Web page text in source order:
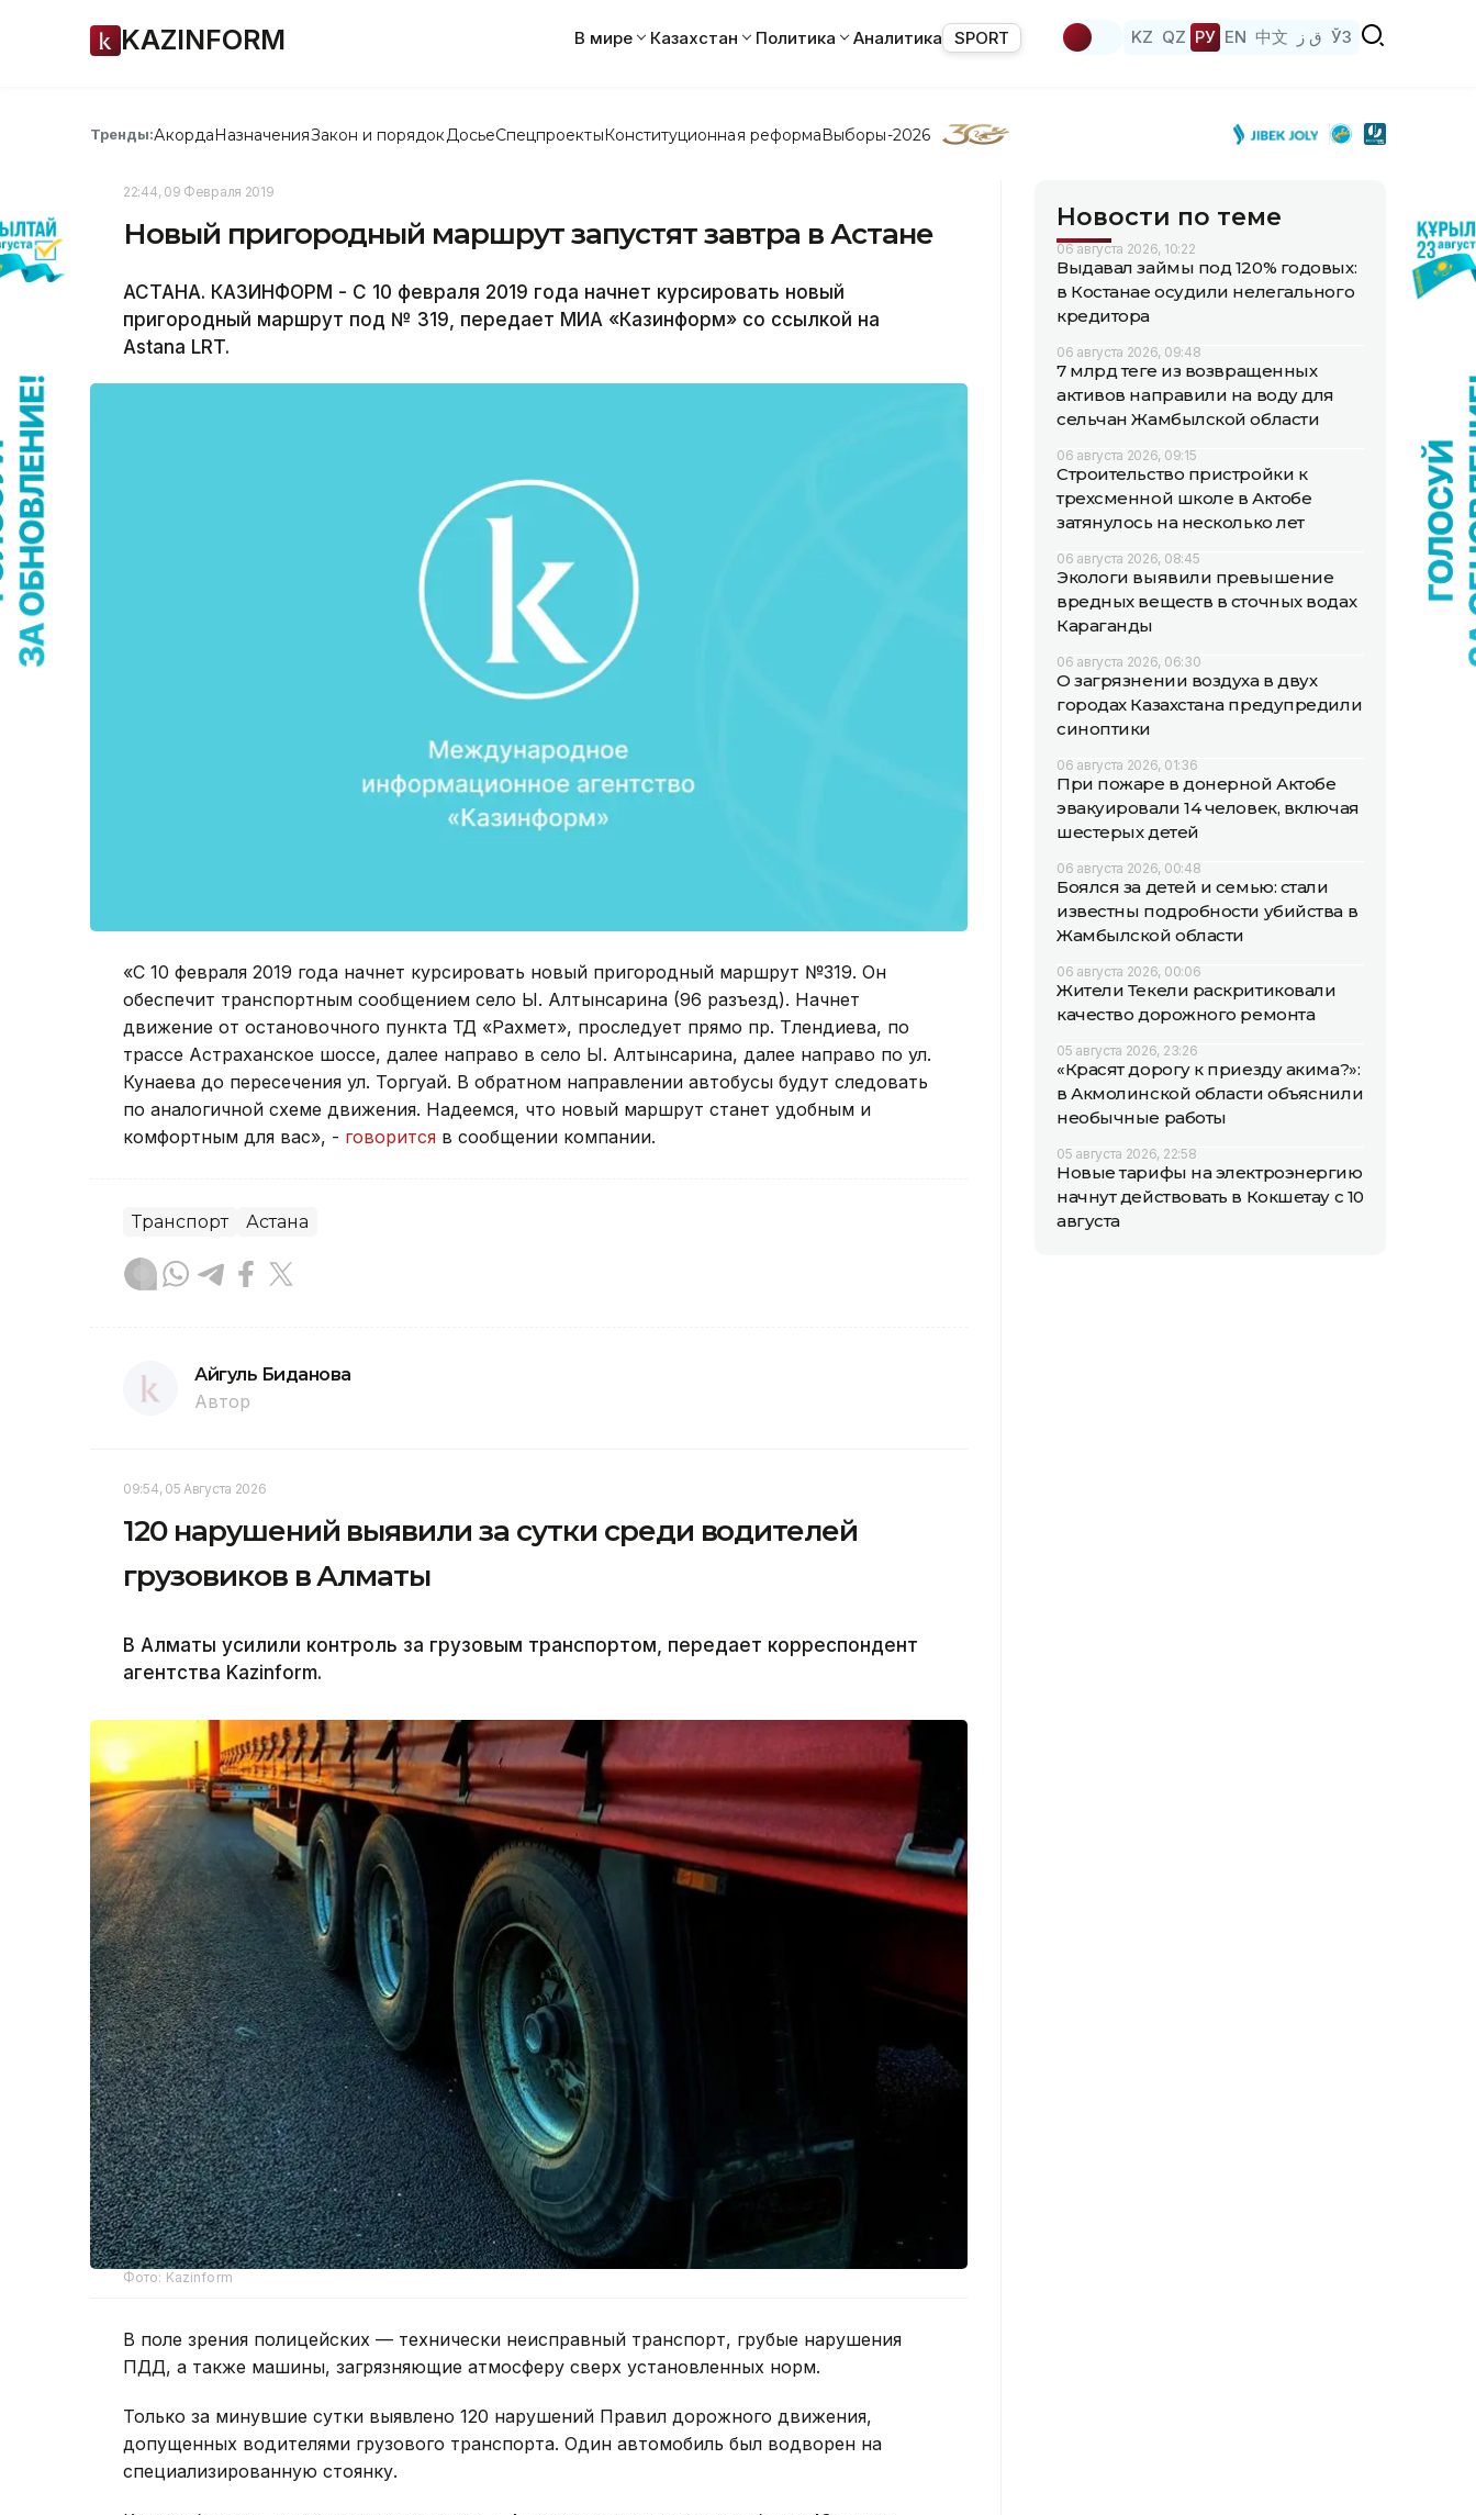
KAZINFORM В мире Казахстан Политика Аналитика SPORT KZ QZ РУ EN 中文 ق ز ЎЗ
Тренды:АкордаНазначенияЗакон и порядок ДосьеСпецпроектыКонституционная реформаВыборы-2026
22:44, 09 Февраля 2019
Новый пригородный маршрут запустят завтра в Астане
АСТАНА. КАЗИНФОРМ - С 10 февраля 2019 года начнет курсировать новый
пригородный маршрут под № 319, передает МИА «Казинформ» со ссылкой на
Astana LRT.
«С 10 февраля 2019 года начнет курсировать новый пригородный маршрут №319. Он
обеспечит транспортным сообщением село Ы. Алтынсарина (96 разъезд). Начнет
движение от остановочного пункта ТД «Рахмет», проследует прямо пр. Тлендиева, по
трассе Астраханское шоссе, далее направо в село Ы. Алтынсарина, далее направо по ул.
Кунаева до пересечения ул. Торгуай. В обратном направлении автобусы будут следовать
по аналогичной схеме движения. Надеемся, что новый маршрут станет удобным и
комфортным для вас», - говорится в сообщении компании.
Транспорт Астана
Айгуль Биданова
Автор
09:54, 05 Августа 2026
120 нарушений выявили за сутки среди водителей
грузовиков в Алматы
В Алматы усилили контроль за грузовым транспортом, передает корреспондент
агентства Kazinform.
Фото: Kazinform
В поле зрения полицейских — технически неисправный транспорт, грубые нарушения
ПДД, а также машины, загрязняющие атмосферу сверх установленных норм.
Только за минувшие сутки выявлено 120 нарушений Правил дорожного движения,
допущенных водителями грузового транспорта. Один автомобиль был водворен на
специализированную стоянку.
Новости по теме
06 августа 2026, 10:22
Выдавал займы под 120% годовых:
в Костанае осудили нелегального
кредитора
06 августа 2026, 09:48
7 млрд теңге из возвращенных
активов направили на воду для
сельчан Жамбылской области
06 августа 2026, 09:15
Строительство пристройки к
трехсменной школе в Актобе
затянулось на несколько лет
06 августа 2026, 08:45
Экологи выявили превышение
вредных веществ в сточных водах
Караганды
06 августа 2026, 06:30
О загрязнении воздуха в двух
городах Казахстана предупредили
синоптики
06 августа 2026, 01:36
При пожаре в донерной Актобе
эвакуировали 14 человек, включая
шестерых детей
06 августа 2026, 00:48
Боялся за детей и семью: стали
известны подробности убийства в
Жамбылской области
06 августа 2026, 00:06
Жители Текели раскритиковали
качество дорожного ремонта
05 августа 2026, 23:26
«Красят дорогу к приезду акима?»:
в Акмолинской области объяснили
необычные работы
05 августа 2026, 22:58
Новые тарифы на электроэнергию
начнут действовать в Кокшетау с 10
августа